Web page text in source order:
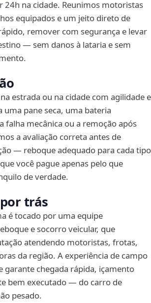
24h na cidade. Reunimos motoristas
equipados e um jeito direto de
remover com segurança e levar
— sem danos à lataria e sem
estrada ou na cidade com agilidade e
uma pane seca, uma bateria
falha mecânica ou a remoção após
a avaliação correta antes de
— reboque adequado para cada tipo
você pague apenas pelo que
de verdade.
trás
é tocado por uma equipe
e socorro veicular, que
atendendo motoristas, frotas,
da região. A experiência de campo
garante chegada rápida, içamento
bem executado — do carro de
pesado.